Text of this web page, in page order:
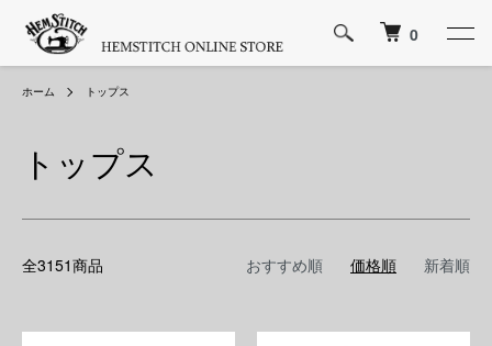
0
ホーム トップス
トップス
全3151商品 おすすめ順 価格順 新着順